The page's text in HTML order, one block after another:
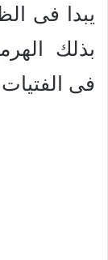
يبدا فى
بذلك
فى